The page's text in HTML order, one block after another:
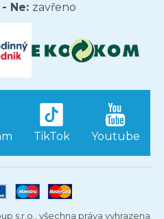
- Ne: zavřeno
TikTok Youtube
s.r.o., všechna práva vyhrazena